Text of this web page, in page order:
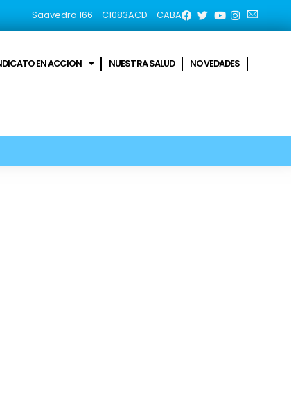
Saavedra 166 - C1083ACD - CABA
EN ACCION NUESTRA SALUD NOVEDADES